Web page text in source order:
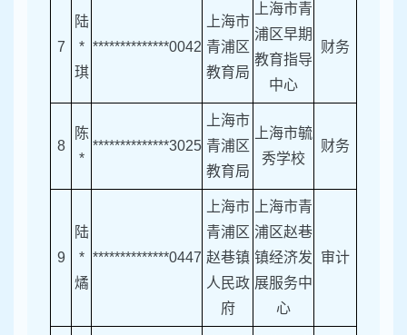
7
陆
*
琪
**************0042
上海市
青浦区
教育局
上海市青
浦区早期
教育指导
中心
财务
8
陈
*
**************3025
上海市
青浦区
教育局
上海市毓
秀学校
财务
9
陆
*
燏
**************0447
上海市
青浦区
赵巷镇
人民政
府
上海市青
浦区赵巷
镇经济发
展服务中
心
审计